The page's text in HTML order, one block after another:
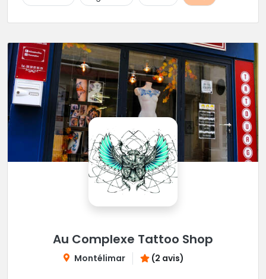
Au Complexe Tattoo Shop
Montélimar (2 avis)